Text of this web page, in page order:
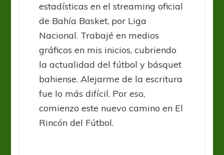
estadísticas en el streaming oficial
de Bahía Basket, por Liga
Nacional. Trabajé en medios
gráficos en mis inicios, cubriendo
la actualidad del fútbol y básquet
bahiense. Alejarme de la escritura
fue lo más difícil. Por eso,
comienzo este nuevo camino en El
Rincón del Fútbol.